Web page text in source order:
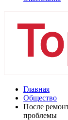
Главная
Общество
После
проблемы